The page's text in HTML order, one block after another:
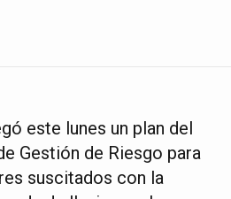
este lunes un plan del
Gestión de Riesgo para
suscitados con la